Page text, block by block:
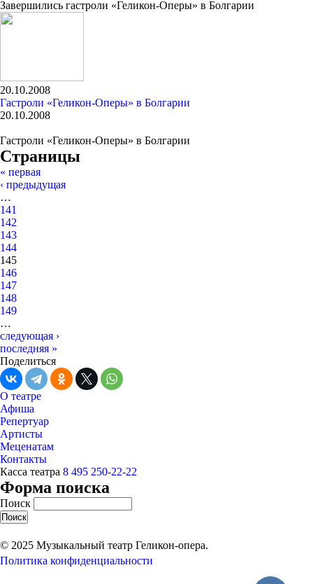
Завершились гастроли «Геликон-Оперы» в Болгарии
20.10.2008
Гастроли «Геликон-Оперы» в Болгарии
20.10.2008
Гастроли «Геликон-Оперы» в Болгарии
Страницы
« первая
‹ предыдущая
…
141
142
143
144
145
146
147
148
149
…
следующая ›
последняя »
Поделиться
О театре
Афиша
Репертуар
Артисты
Меценатам
Контакты
Касса театра 8 495 250-22-22
Форма поиска
Поиск
© 2025 Музыкальный театр Геликон-опера.
Политика конфиденциальности